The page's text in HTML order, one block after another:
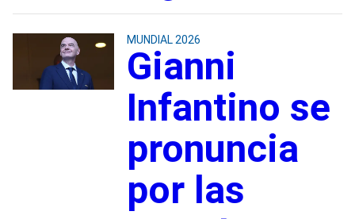
MUNDIAL 2026
Gianni
Infantino se
pronuncia
por las